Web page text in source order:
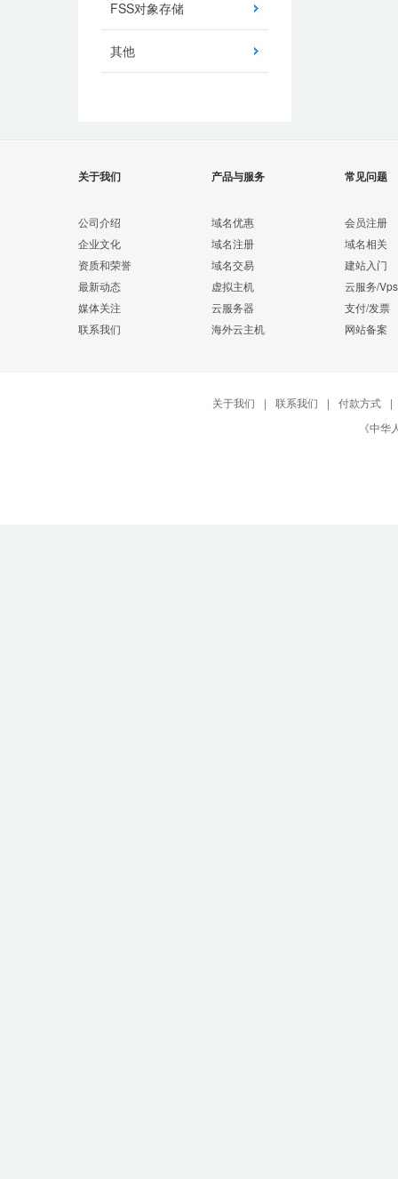
FSS对象存储
其他
关于我们
公司介绍
企业文化
资质和荣誉
最新动态
媒体关注
联系我们
产品与服务
域名优惠
域名注册
域名交易
虚拟主机
云服务器
海外云主机
常见问题
会员注册
域名相关
建站入门
云服务/Vps
支付/发票
网站备案
关于我们 | 联系我们 | 付款方式
|
《中